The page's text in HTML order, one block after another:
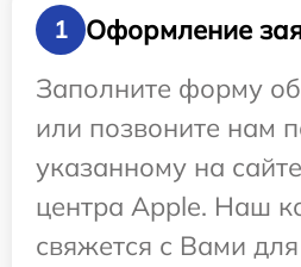
1
Оформление
Заполните форму
или позвоните нам
указанному на
центра Apple. Наш
свяжется с Вами